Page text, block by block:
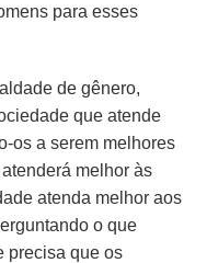
para esses
de gênero,
que atende
os a serem melhores
melhor às
atenda melhor aos
o que
precisa que os